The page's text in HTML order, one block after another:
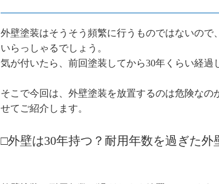
外壁塗装はそうそう頻繁に行うものではないの
いらっしゃるでしょう。
気が付いたら、前回塗装してから30年くらい経過
そこで今回は、外壁塗装を放置するのは危険な
せてご紹介します。
□外壁は30年持つ？耐用年数を過ぎた外